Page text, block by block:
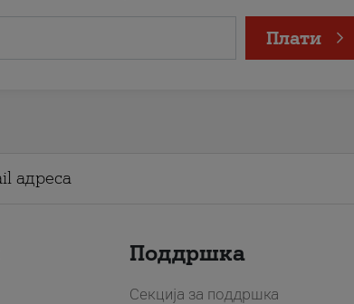
Плати
Поддршка
Секција за поддршка